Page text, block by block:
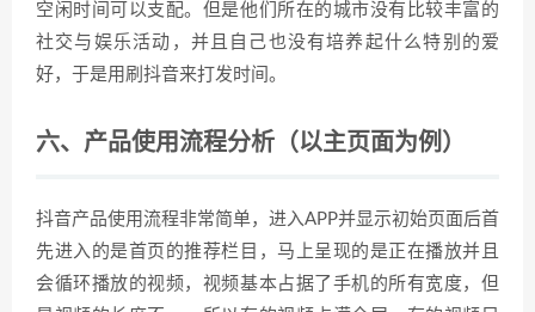
空闲时间可以支配。但是他们所在的城市没有比较丰富的
社交与娱乐活动，并且自己也没有培养起什么特别的爱
好，于是用刷抖音来打发时间。
六、产品使用流程分析（以主页面为例）
抖音产品使用流程非常简单，进入APP并显示初始页面后首
先进入的是首页的推荐栏目，马上呈现的是正在播放并且
会循环播放的视频，视频基本占据了手机的所有宽度，但